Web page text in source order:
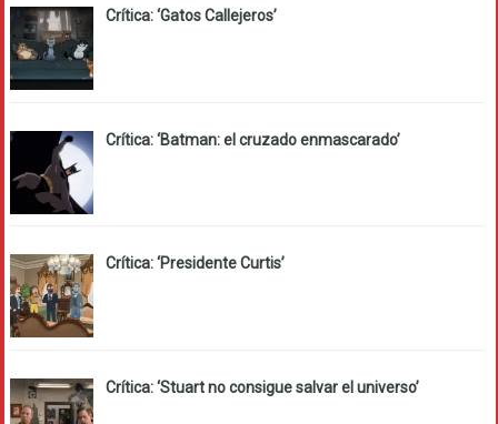
Crítica: ‘Gatos Callejeros’
Crítica: ‘Batman: el cruzado enmascarado’
Crítica: ‘Presidente Curtis’
Crítica: ‘Stuart no consigue salvar el universo’